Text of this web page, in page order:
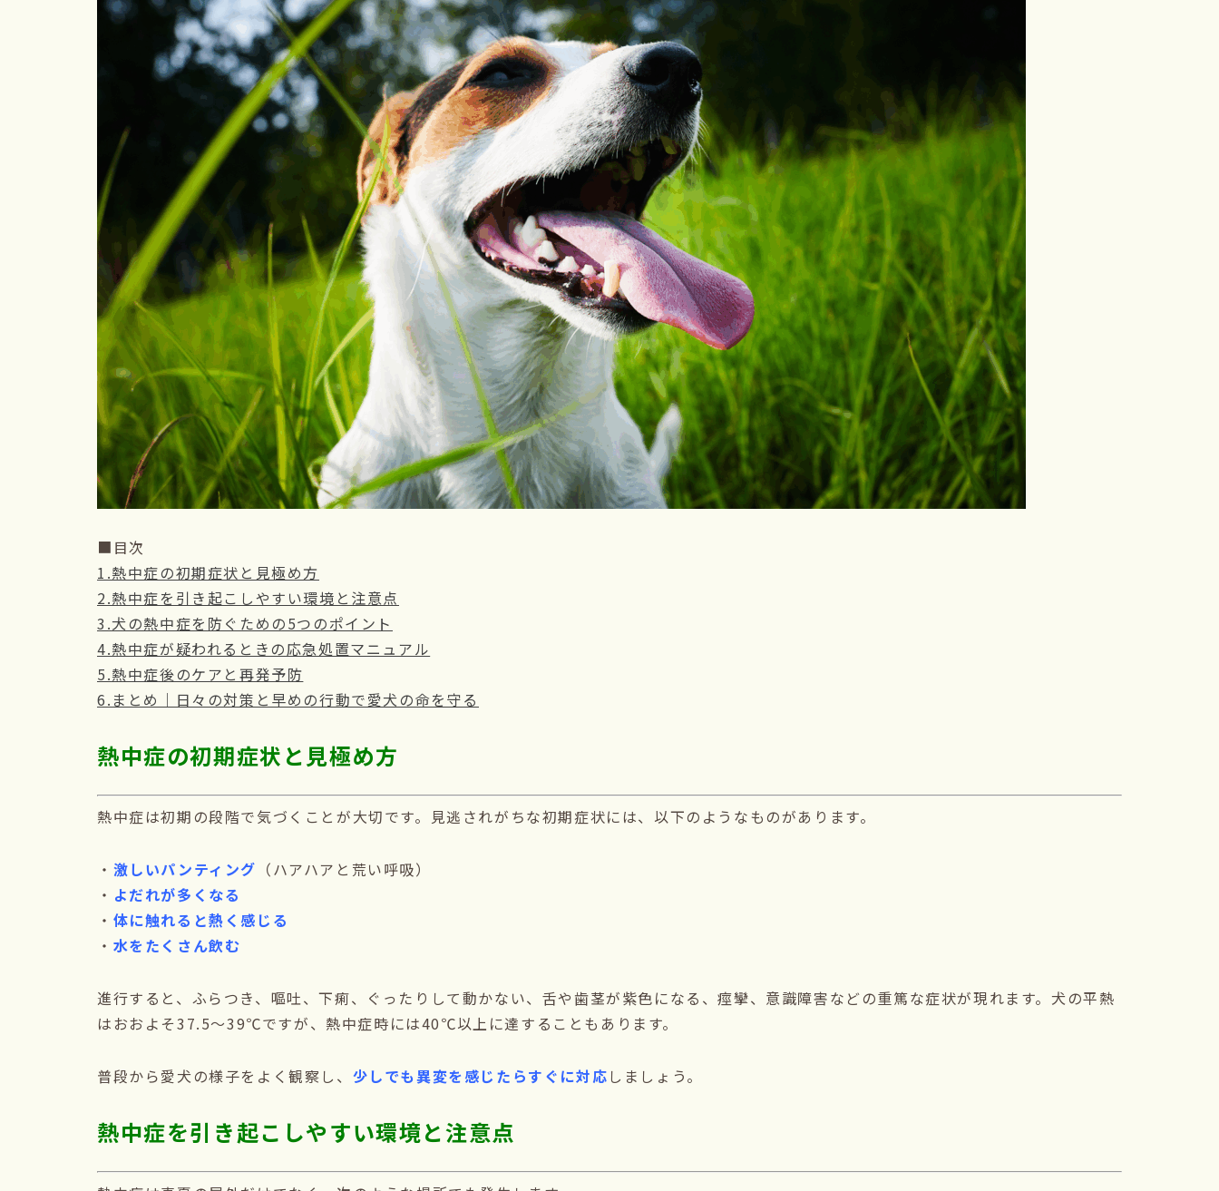
■目次
1.熱中症の初期症状と見極め方
2.熱中症を引き起こしやすい環境と注意点
3.犬の熱中症を防ぐための5つのポイント
4.熱中症が疑われるときの応急処置マニュアル
5.熱中症後のケアと再発予防
6.まとめ｜日々の対策と早めの行動で愛犬の命を守る
熱中症の初期症状と見極め方
熱中症は初期の段階で気づくことが大切です。見逃されがちな初期症状には、以下のようなものがあります。
・ 激しいパンティング （ハアハアと荒い呼吸）
・ よだれが多くなる
・ 体に触れると熱く感じる
・ 水をたくさん飲む
進行すると、ふらつき、嘔吐、下痢、ぐったりして動かない、舌や歯茎が紫色になる、痙攣、意識障害などの重篤な症状が現れます。犬の平熱
はおおよそ37.5～39℃ですが、熱中症時には40℃以上に達することもあります。
普段から愛犬の様子をよく観察し、 少しでも異変を感じたらすぐに対応 しましょう。
熱中症を引き起こしやすい環境と注意点